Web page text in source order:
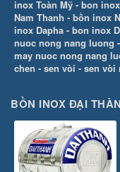
inox Toàn Mỹ - bon
Nam Thanh - bồn inox
inox Dapha - bon inox
nuoc nong nang luong -
may nuoc nong nang
chen - sen vòi - sen vòi
BỒN INOX ĐẠI